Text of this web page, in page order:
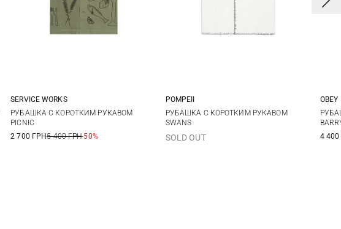
S M L
SERVICE WORKS
РУБАШКА С КОРОТКИМ РУКАВОМ
PICNIC
2 700 ГРН5 400 ГРН-50%
S M L
POMPEII
РУБАШКА С КОРОТКИМ РУКАВОМ
SWANS
SOLD OUT
S
OBEY
4